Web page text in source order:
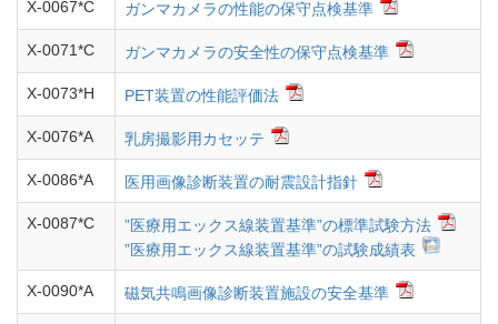
X-0067*C ガンマカメラの性能の保守点検基準
X-0071*C ガンマカメラの安全性の保守点検基準
X-0073*H PET装置の性能評価法
X-0076*A 乳房撮影用カセッテ
X-0086*A 医用画像診断装置の耐震設計指針
X-0087*C
”医療用エックス線装置基準”の標準試験方法
”医療用エックス線装置基準”の試験成績表
X-0090*A 磁気共鳴画像診断装置施設の安全基準